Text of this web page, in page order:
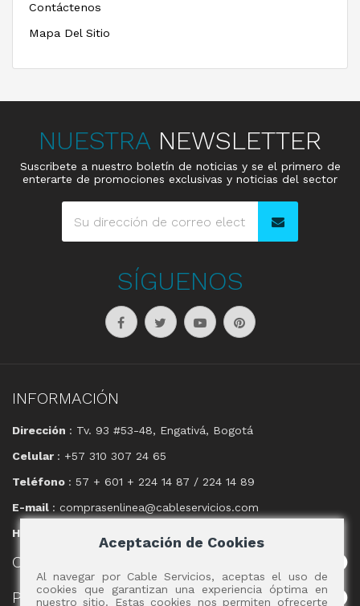
Contáctenos
Mapa Del Sitio
NUESTRA NEWSLETTER
Suscribete a nuestro boletín de noticias y se el primero de
enterarte de promociones exclusivas y noticias del sector
SÍGUENOS
INFORMACIÓN
Dirección : Tv. 93 #53-48, Engativá, Bogotá
Celular : +57 310 307 24 65
Teléfono : 57 + 601 + 224 14 87 / 224 14 89
E-mail : comprasenlinea@cableservicios.com
Horario
CABLE
POLÍTICAS
Aceptación de Cookies
Al navegar por Cable Servicios, aceptas el uso de
cookies que garantizan una experiencia óptima en
nuestro sitio. Estas cookies nos permiten ofrecerte